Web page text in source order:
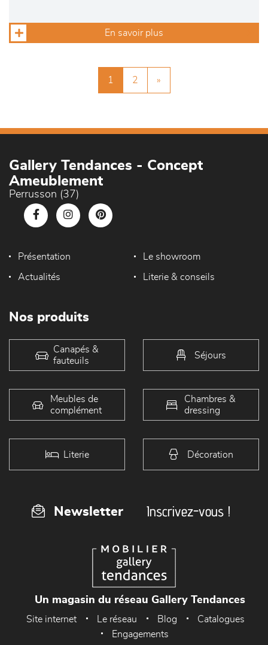
En savoir plus
1 2 »
Gallery Tendances - Concept
Ameublement
Perrusson (37)
Présentation Le showroom
Actualités Literie & conseils
Nos produits
Canapés &
fauteuils
Séjours
Meubles de
complément
Chambres &
dressing
Literie Décoration
Newsletter Inscrivez-vous !
Un magasin du réseau Gallery Tendances
Site internet Le réseau Blog
Catalogues
Engagements